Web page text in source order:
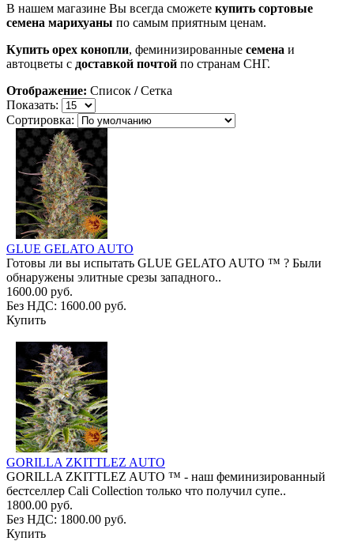
В нашем магазине Вы всегда сможете купить сортовые
семена марихуаны по самым приятным ценам.
Купить орех конопли, феминизированные семена и
автоцветы с доставкой почтой по странам СНГ.
Отображение: Список / Сетка
Показать:
Сортировка:
GLUE GELATO AUTO
Готовы ли вы испытать GLUE GELATO AUTO ™ ? Были
обнаружены элитные срезы западного..
1600.00 руб.
Без НДС: 1600.00 руб.
Купить
GORILLA ZKITTLEZ AUTO
GORILLA ZKITTLEZ AUTO ™ - наш феминизированный
бестселлер Cali Collection только что получил супе..
1800.00 руб.
Без НДС: 1800.00 руб.
Купить